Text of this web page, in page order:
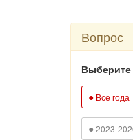
Вопрос
Выберите
● Все года
● 2023-